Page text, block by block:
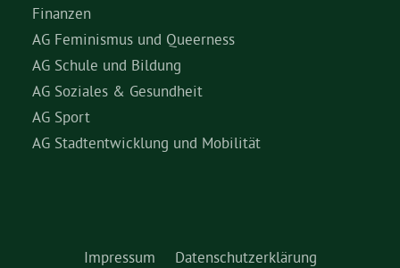
Finanzen
AG Feminismus und Queerness
AG Schule und Bildung
AG Soziales & Gesundheit
AG Sport
AG Stadtentwicklung und Mobilität
Impressum Datenschutzerklärung